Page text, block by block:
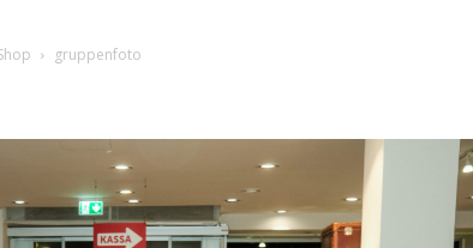
gruppenfoto